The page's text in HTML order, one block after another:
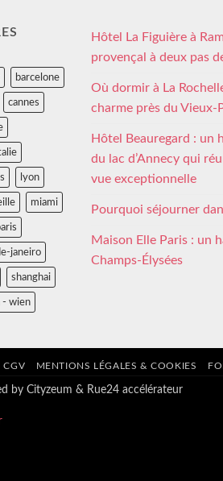
barcelone
cannes
lyon
miami
janeiro
shanghai
- wien
Hôtel La Figuière à
provençal à deux pas
Où dormir à La
charme près du Vieux-
Hôtel Beauregard : un
du lac d’Annecy qui
vue exceptionnelle
Pourquoi séjourner
Maison Elle Paris : un
Champs-Élysées
CGV MENTIONS LÉGALES & COOKIES
by Cityzeum & Rue24 accélérateur